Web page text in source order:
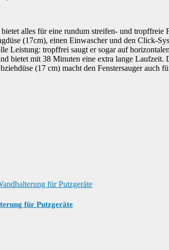
alles für eine rundum streifen- und
(17cm), einen Einwascher und den Click-
Leistung: tropffrei saugt er sogar auf
bietet mit 38 Minuten eine extra lange
(17 cm) macht den Fenstersauger
für Putzgeräte